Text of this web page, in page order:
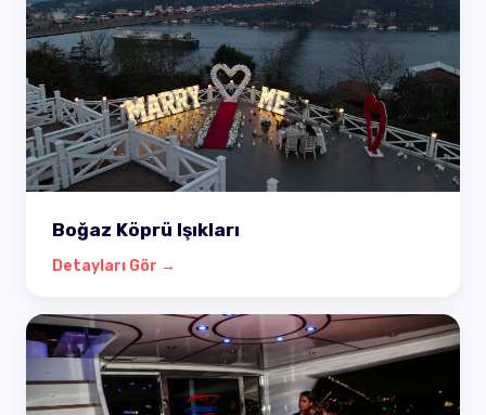
Boğaz Köprü Işıkları
Detayları Gör →